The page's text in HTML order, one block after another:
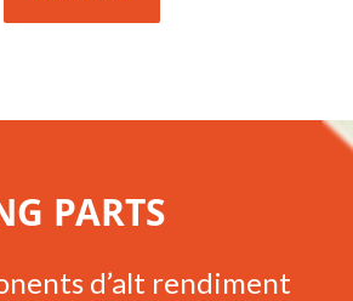
PARTS
d’alt rendiment